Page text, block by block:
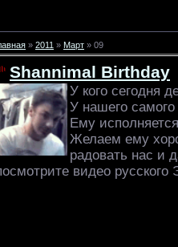
» 2011 » Март » 09
Shannimal Birthday
У кого сегодня
У нашего
Ему
Желаем ему
радовать нас и
видео